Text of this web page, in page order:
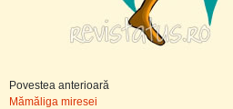
Povestea anterioară
Mămăliga miresei